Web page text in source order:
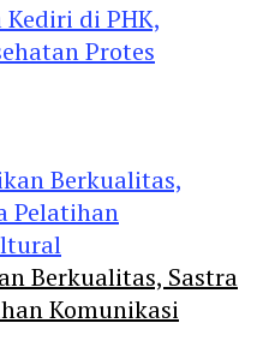
Kediri di PHK,
Protes
Berkualitas, Sastra
Komunikasi